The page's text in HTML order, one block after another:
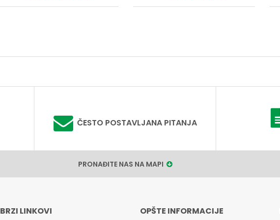
ČESTO POSTAVLJANA PITANJA
PRONAĐITE NAS NA MAPI
BRZI LINKOVI OPŠTE INFORMACIJE